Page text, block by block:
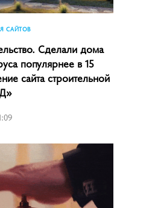
САЙТОВ
Сделали дома
популярнее в 15
сайта строительной